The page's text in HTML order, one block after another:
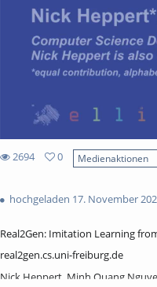
2694
views
0
Medienaktionen
hochgeladen 17. November
Real2Gen: Imitation Learning
real2gen.cs.uni-freiburg.de
Nick Heppert, Minh Quang